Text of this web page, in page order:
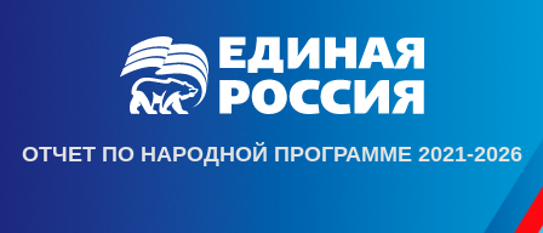
ОТЧЕТ ПО НАРОДНОЙ ПРОГРАММЕ 2021-2026